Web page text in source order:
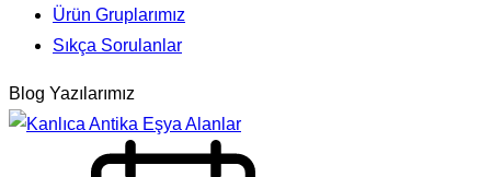
Ürün Gruplarımız
Sıkça Sorulanlar
Blog Yazılarımız